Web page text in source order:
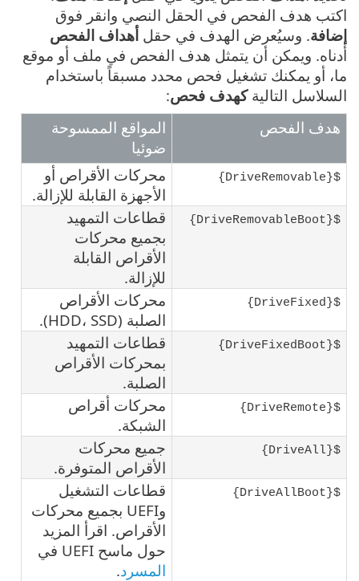
اكتب هدف الفحص في الحقل النصي وانقر فوق
إضافة. وسيُعرض الهدف في حقل أهداف الفحص
أدناه. ويمكن أن يتمثل هدف الفحص في ملف أو موقع
ما، أو يمكنك تشغيل فحص محدد مسبقاً باستخدام
السلاسل التاليةكهدف فحص:
هدف الفحص
المواقع الممسوحة
ضوئيا
${DriveRemovable}
محركات الأقراص أو
الأجهزة القابلة للإزالة.
${DriveRemovableBoot}
قطاعات التمهيد
بجميع محركات
الأقراص القابلة
للإزالة.
${DriveFixed}
محركات الأقراص
الصلبة (HDD، SSD).
${DriveFixedBoot}
قطاعات التمهيد
بمحركات الأقراص
الصلبة.
${DriveRemote}
محركات أقراص
الشبكة.
${DriveAll}
جميع محركات
الأقراص المتوفرة.
${DriveAllBoot}
قطاعات التشغيل
وUEFI بجميع محركات
الأقراص. اقرأ المزيد
حول ماسح UEFI في
المسرد.